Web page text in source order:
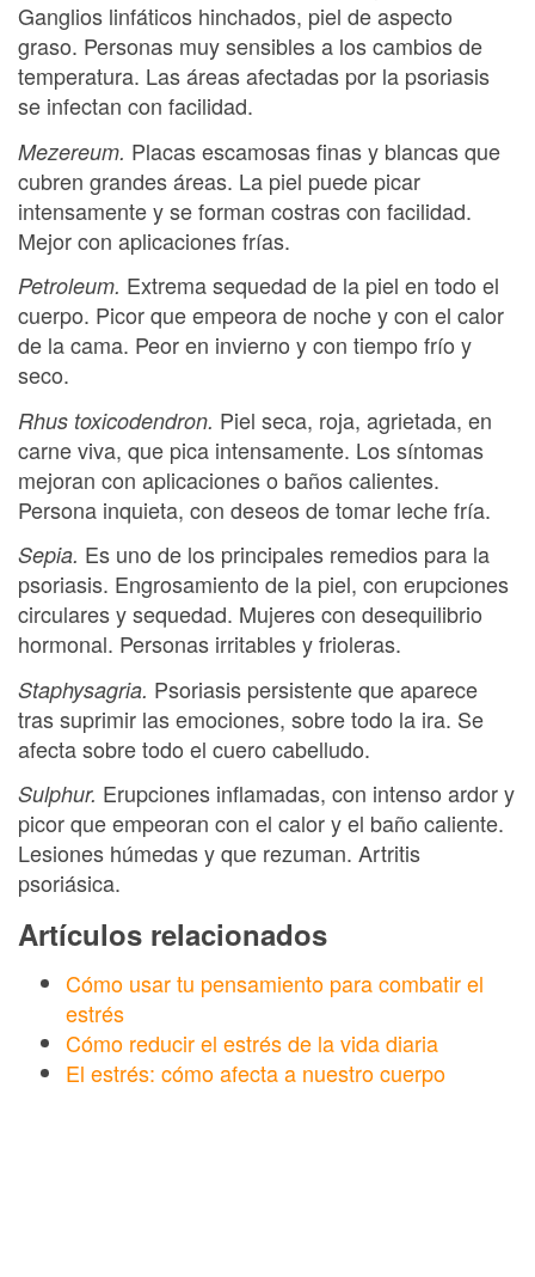
Ganglios linfáticos hinchados, piel de aspecto
graso. Personas muy sensibles a los cambios de
temperatura. Las áreas afectadas por la psoriasis
se infectan con facilidad.
Mezereum. Placas escamosas finas y blancas que
cubren grandes áreas. La piel puede picar
intensamente y se forman costras con facilidad.
Mejor con aplicaciones frías.
Petroleum. Extrema sequedad de la piel en todo el
cuerpo. Picor que empeora de noche y con el calor
de la cama. Peor en invierno y con tiempo frío y
seco.
Rhus toxicodendron. Piel seca, roja, agrietada, en
carne viva, que pica intensamente. Los síntomas
mejoran con aplicaciones o baños calientes.
Persona inquieta, con deseos de tomar leche fría.
Sepia. Es uno de los principales remedios para la
psoriasis. Engrosamiento de la piel, con erupciones
circulares y sequedad. Mujeres con desequilibrio
hormonal. Personas irritables y frioleras.
Staphysagria. Psoriasis persistente que aparece
tras suprimir las emociones, sobre todo la ira. Se
afecta sobre todo el cuero cabelludo.
Sulphur. Erupciones inflamadas, con intenso ardor y
picor que empeoran con el calor y el baño caliente.
Lesiones húmedas y que rezuman. Artritis
psoriásica.
Artículos relacionados
Cómo usar tu pensamiento para combatir el
estrés
Cómo reducir el estrés de la vida diaria
El estrés: cómo afecta a nuestro cuerpo